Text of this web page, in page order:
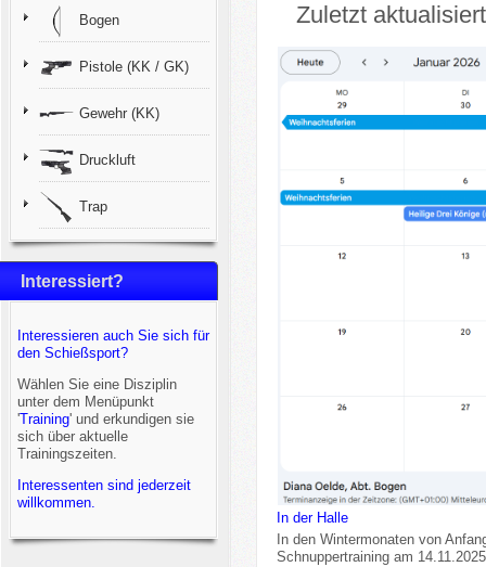
Bogen
Pistole (KK / GK)
Gewehr (KK)
Druckluft
Trap
Interessiert?
Interessieren auch Sie sich für
den Schießsport?
Wählen Sie eine Disziplin
unter dem Menüpunkt
'Training' und erkundigen sie
sich über aktuelle
Trainingszeiten.
Interessenten sind jederzeit
willkommen.
Zuletzt
In der Halle
In den Wintermonaten von
Schnuppertraining am